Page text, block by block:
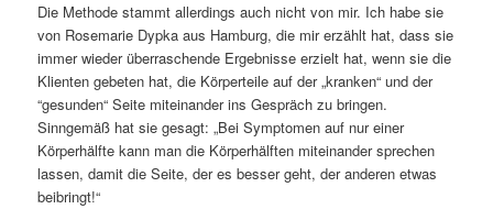
Die Methode stammt allerdings auch nicht von mir. Ich habe sie
von Rosemarie Dypka aus Hamburg, die mir erzählt hat, dass sie
immer wieder überraschende Ergebnisse erzielt hat, wenn sie die
Klienten gebeten hat, die Körperteile auf der „kranken“ und der
“gesunden“ Seite miteinander ins Gespräch zu bringen.
Sinngemäß hat sie gesagt: „Bei Symptomen auf nur einer
Körperhälfte kann man die Körperhälften miteinander sprechen
lassen, damit die Seite, der es besser geht, der anderen etwas
beibringt!“